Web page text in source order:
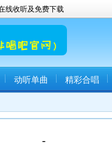
线收听及免费下载
动听单曲 精彩合唱
-